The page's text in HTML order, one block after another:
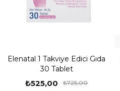
Elenatal 1 Takviye Edici Gıda
30 Tablet
₺525,00 ₺725,00